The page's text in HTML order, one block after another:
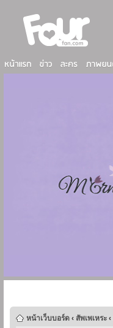
หน้าเว็บบอร์ด ‹ สัพเพเหระ ‹